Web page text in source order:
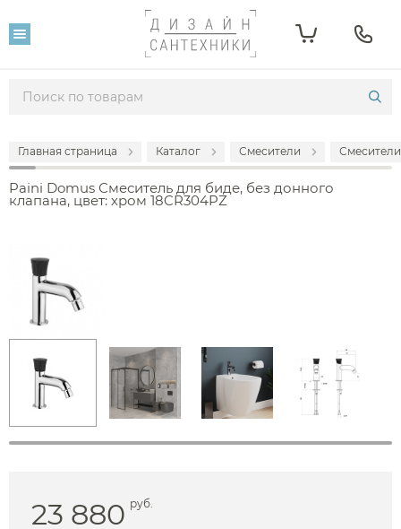
Главная страница Каталог Смесители
Paini Domus Смеситель для биде, без донного
клапана, цвет: хром 18CR304PZ
23 880 руб.